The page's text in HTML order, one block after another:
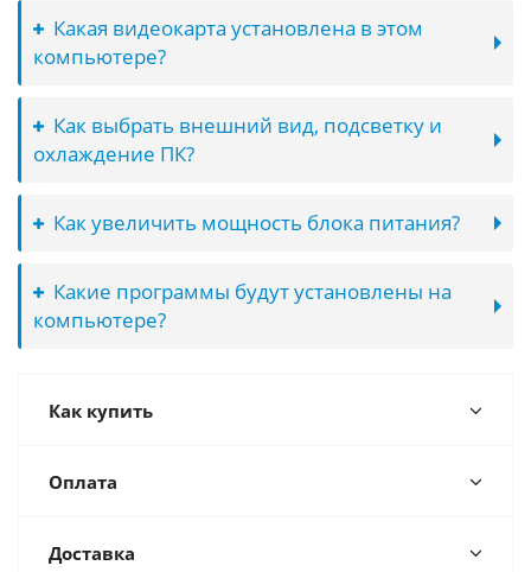
Какая видеокарта установлена в этом
компьютере?
Как выбрать внешний вид, подсветку и
охлаждение ПК?
Как увеличить мощность блока питания?
Какие программы будут установлены на
компьютере?
Как купить
Оплата
Доставка